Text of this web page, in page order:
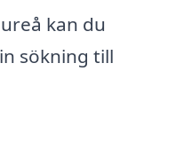
kan du
sökning till